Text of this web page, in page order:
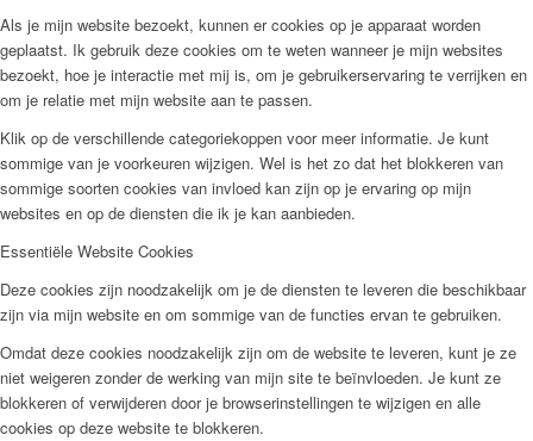
Als je mijn website bezoekt, kunnen er cookies op je apparaat worden
geplaatst. Ik gebruik deze cookies om te weten wanneer je mijn websites
bezoekt, hoe je interactie met mij is, om je gebruikerservaring te verrijken en
om je relatie met mijn website aan te passen.
Klik op de verschillende categoriekoppen voor meer informatie. Je kunt
sommige van je voorkeuren wijzigen. Wel is het zo dat het blokkeren van
sommige soorten cookies van invloed kan zijn op je ervaring op mijn
websites en op de diensten die ik je kan aanbieden.
Essentiële Website Cookies
Deze cookies zijn noodzakelijk om je de diensten te leveren die beschikbaar
zijn via mijn website en om sommige van de functies ervan te gebruiken.
Omdat deze cookies noodzakelijk zijn om de website te leveren, kunt je ze
niet weigeren zonder de werking van mijn site te beïnvloeden. Je kunt ze
blokkeren of verwijderen door je browserinstellingen te wijzigen en alle
cookies op deze website te blokkeren.